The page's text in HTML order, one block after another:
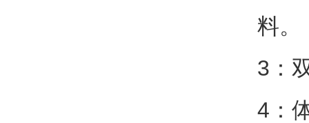
料。
3：
4：